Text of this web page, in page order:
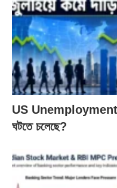
US Unemployment
ঘটতে চলেছে?